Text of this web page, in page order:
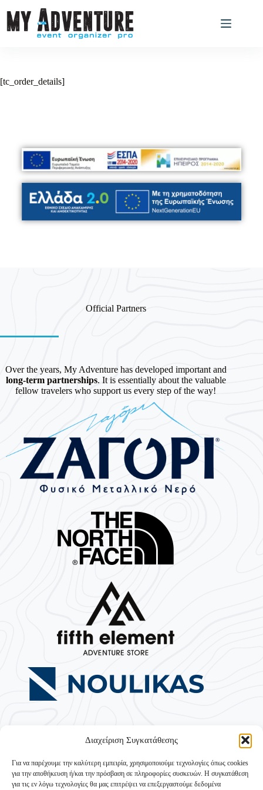
Διαχείριση Συγκατάθεσης
Για να παρέχουμε την καλύτερη εμπειρία, χρησιμοποιούμε τεχνολογίες όπως cookies
για την αποθήκευση ή/και την πρόσβαση σε πληροφορίες συσκευών. Η συγκατάθεση
για τις εν λόγω τεχνολογίες θα μας επιτρέψει να επεξεργαστούμε δεδομένα
[tc_order_details]
Official Partners
Over the years, My Adventure has developed important and
long-term partnerships. It is essentially about the valuable
fellow travelers who support us every step of the way!